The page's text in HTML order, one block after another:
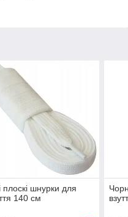
плоскі шнурки для
140 см